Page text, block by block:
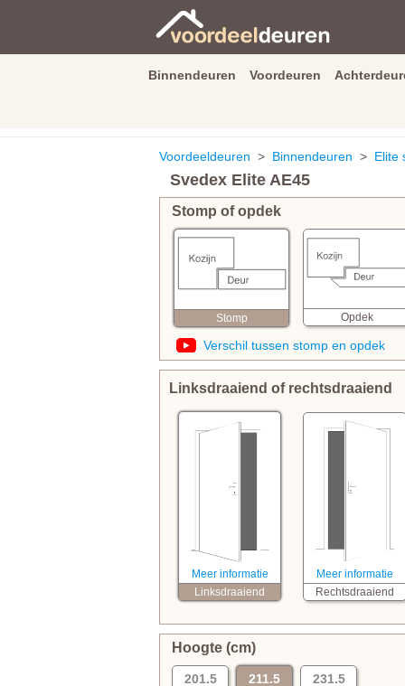
Binnendeuren Voordeuren
Voordeeldeuren > Binnendeuren > Elite
Svedex Elite AE45
Stomp of opdek
Stomp Opdek
Verschil tussen stomp en opdek
Linksdraaiend of rechtsdraaiend
Meer informatie
Linksdraaiend
Meer informatie
Rechtsdraaiend
Hoogte (cm)
201.5 211.5
231.5